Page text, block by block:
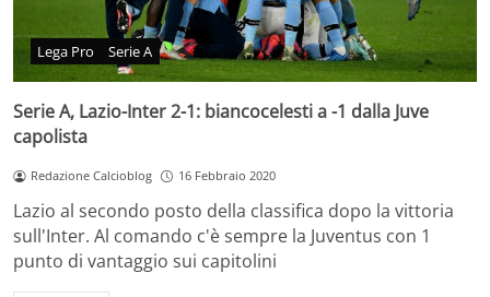
Lega Pro Serie A
Serie A, Lazio-Inter 2-1: biancocelesti a -1 dalla Juve
capolista
Redazione Calcioblog 16 Febbraio 2020
Lazio al secondo posto della classifica dopo la vittoria
sull'Inter. Al comando c'è sempre la Juventus con 1
punto di vantaggio sui capitolini